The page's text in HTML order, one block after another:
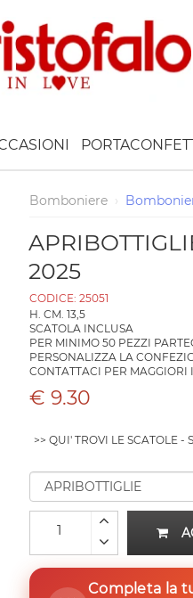
Bomboniere ›
2025
CODICE: 25051
H. CM. 13,5
SCATOLA INCLUSA
PER MINIMO 50 PEZZI
PERSONALIZZA LA
CONTATTACI PER
€ 9.30
>> QUI' TROVI LE SCATOLE -
Completa la